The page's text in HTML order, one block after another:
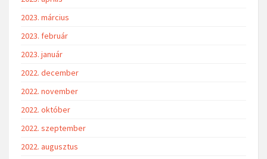
2023. március
2023. február
2023. január
2022. december
2022. november
2022. október
2022. szeptember
2022. augusztus